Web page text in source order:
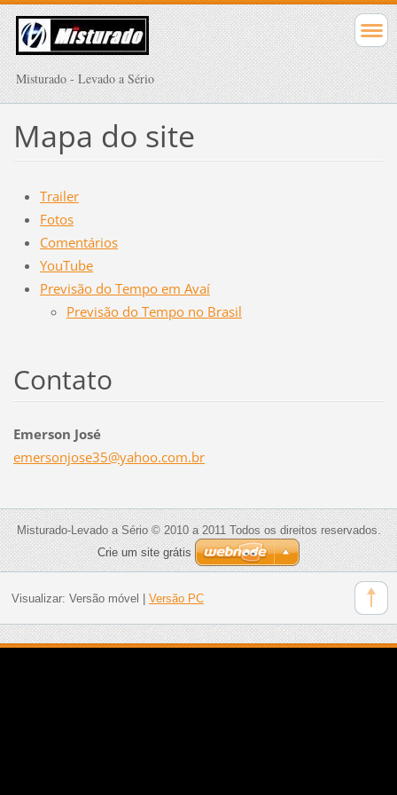
Misturado - Levado a Sério
Mapa do site
Trailer
Fotos
Comentários
YouTube
Previsão do Tempo em Avaí
Previsão do Tempo no Brasil
Contato
Emerson José
emersonjose35@yahoo.com.br
Misturado-Levado a Sério © 2010 a 2011 Todos os direitos reservados.
Crie um site grátis
Visualizar: Versão móvel Versão PC